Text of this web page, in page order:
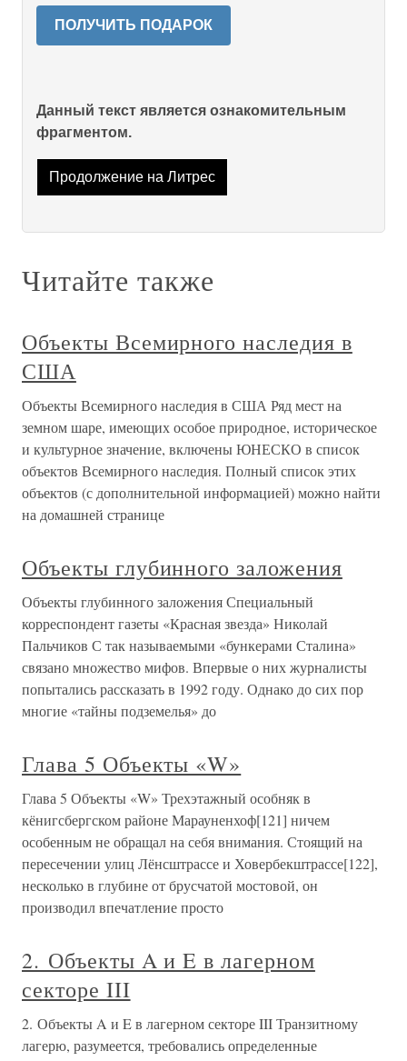
ПОЛУЧИТЬ ПОДАРОК
Данный текст является ознакомительным
фрагментом.
Продолжение на Литрес
Читайте также
Объекты Всемирного наследия в
США
Объекты Всемирного наследия в США Ряд мест на
земном шаре, имеющих особое природное, историческое
и культурное значение, включены ЮНЕСКО в список
объектов Всемирного наследия. Полный список этих
объектов (с дополнительной информацией) можно найти
на домашней странице
Объекты глубинного заложения
Объекты глубинного заложения Специальный
корреспондент газеты «Красная звезда» Николай
Пальчиков С так называемыми «бункерами Сталина»
связано множество мифов. Впервые о них журналисты
попытались рассказать в 1992 году. Однако до сих пор
многие «тайны подземелья» до
Глава 5 Объекты «W»
Глава 5 Объекты «W» Трехэтажный особняк в
кёнигсбергском районе Марауненхоф[121] ничем
особенным не обращал на себя внимания. Стоящий на
пересечении улиц Лёнсштрассе и Ховербекштрассе[122],
несколько в глубине от брусчатой мостовой, он
производил впечатление просто
2. Объекты A и E в лагерном
секторе III
2. Объекты A и E в лагерном секторе III Транзитному
лагерю, разумеется, требовались определенные